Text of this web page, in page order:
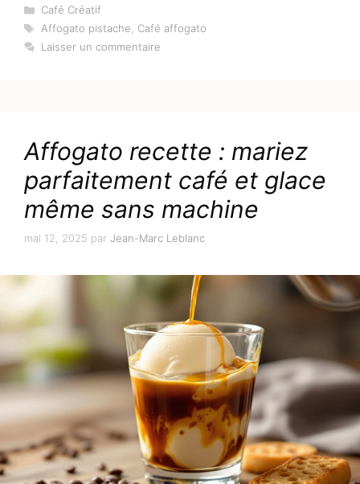
Catégories
Café Créatif
Étiquettes
Affogato pistache, Café affogato
Laisser un commentaire
Affogato recette : mariez
parfaitement café et glace
même sans machine
mai 12, 2025 par Jean-Marc Leblanc